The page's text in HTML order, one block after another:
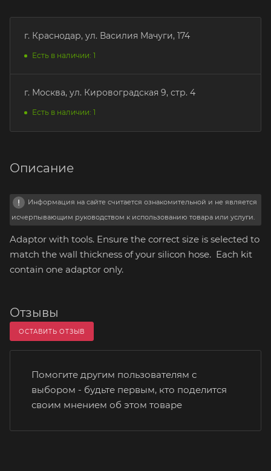
г. Краснодар, ул. Василия Мачуги, 174
Есть в наличии: 1
г. Москва, ул. Кировоградская 9, стр. 4
Есть в наличии: 1
Описание
Информация на сайте считается ознакомительной и не является
исчерпывающим руководством к использованию товара или услуги.
Adaptor with tools. Ensure the correct size is selected to
match the wall thickness of your silicon hose. Each kit
contain one adaptor only.
Отзывы
ОСТАВИТЬ ОТЗЫВ
Помогите другим пользователям с
выбором - будьте первым, кто поделится
своим мнением об этом товаре